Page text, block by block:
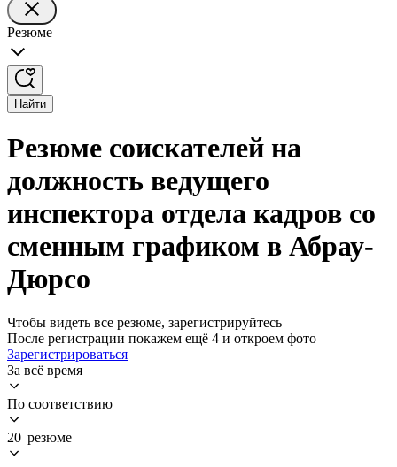
Резюме
Найти
Резюме соискателей на
должность ведущего
инспектора отдела кадров со
сменным графиком в Абрау-
Дюрсо
Чтобы видеть все резюме, зарегистрируйтесь
После регистрации покажем ещё 4 и откроем фото
Зарегистрироваться
За всё время
По соответствию
20 резюме